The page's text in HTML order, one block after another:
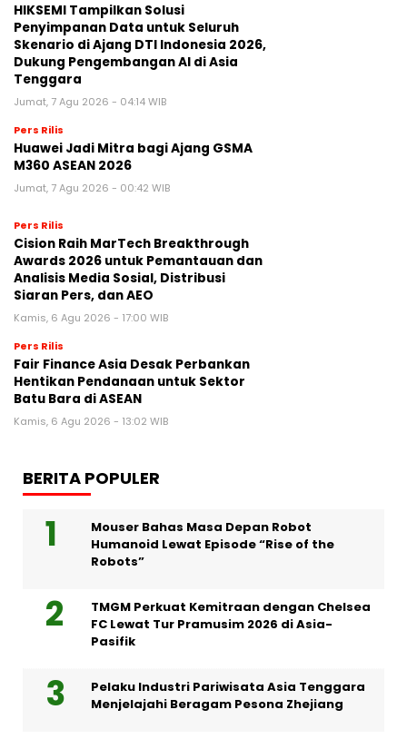
HIKSEMI Tampilkan Solusi
Penyimpanan Data untuk Seluruh
Skenario di Ajang DTI Indonesia 2026,
Dukung Pengembangan AI di Asia
Tenggara
Jumat, 7 Agu 2026 - 04:14 WIB
Pers Rilis
Huawei Jadi Mitra bagi Ajang GSMA
M360 ASEAN 2026
Jumat, 7 Agu 2026 - 00:42 WIB
Pers Rilis
Cision Raih MarTech Breakthrough
Awards 2026 untuk Pemantauan dan
Analisis Media Sosial, Distribusi
Siaran Pers, dan AEO
Kamis, 6 Agu 2026 - 17:00 WIB
Pers Rilis
Fair Finance Asia Desak Perbankan
Hentikan Pendanaan untuk Sektor
Batu Bara di ASEAN
Kamis, 6 Agu 2026 - 13:02 WIB
BERITA POPULER
Mouser Bahas Masa Depan Robot
Humanoid Lewat Episode “Rise of the
Robots”
TMGM Perkuat Kemitraan dengan Chelsea
FC Lewat Tur Pramusim 2026 di Asia-
Pasifik
Pelaku Industri Pariwisata Asia Tenggara
Menjelajahi Beragam Pesona Zhejiang